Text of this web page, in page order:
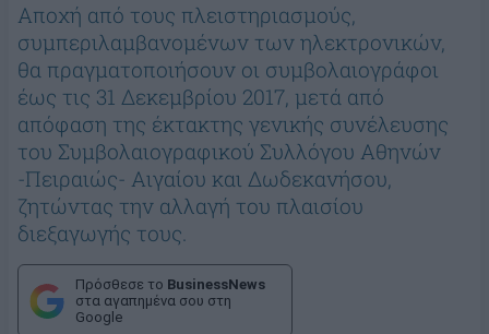
Αποχή από τους πλειστηριασμούς,
συμπεριλαμβανομένων των ηλεκτρονικών,
θα πραγματοποιήσουν οι συμβολαιογράφοι
έως τις 31 Δεκεμβρίου 2017, μετά από
απόφαση της έκτακτης γενικής συνέλευσης
του Συμβολαιογραφικού Συλλόγου Αθηνών
-Πειραιώς- Αιγαίου και Δωδεκανήσου,
ζητώντας την αλλαγή του πλαισίου
διεξαγωγής τους.
Πρόσθεσε το BusinessNews
στα αγαπημένα σου στη
Google